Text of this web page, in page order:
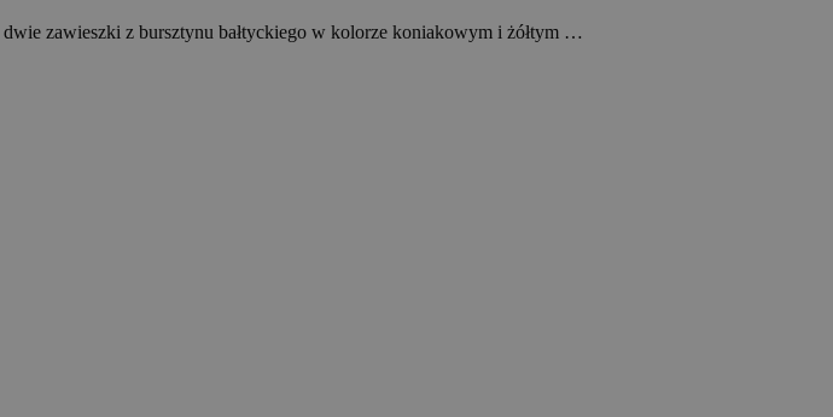
zawieszki z bursztynu bałtyckiego w kolorze koniakowym i żółtym …